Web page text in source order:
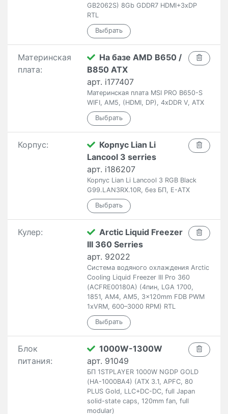
GB2062S) 8Gb GDDR7 HDMI+3xDP
RTL
Материнская
плата:
На базе AMD B650 /
B850 ATX
арт. i177407
Материнская плата MSI PRO B650-S
WIFI, AM5, (HDMI, DP), 4xDDR V, ATX
Корпус:
Корпус Lian Li
Lancool 3 serries
арт. i186207
Корпус Lian Li Lancool 3 RGB Black
G99.LAN3RX.10R, без БП, E-ATX
Кулер:
Arctic Liquid Freezer
III 360 Serries
арт. 92022
Система водяного охлаждения Arctic
Cooling Liquid Freezer III Pro 360
(ACFRE00180A) (4пин, LGA 1700,
1851, AM4, AM5, 3x120mm FDB PWM
1xVRM, 600–3000 RPM) RTL
Блок
питания:
1000W-1300W
арт. 91049
БП 1STPLAYER 1000W NGDP GOLD
(HA-1000BA4) (ATX 3.1, APFC, 80
PLUS Gold, LLC+DC-DC, full Japan
solid-state caps, 120mm fan, full
modular)